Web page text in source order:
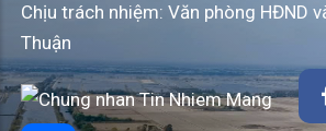
Chịu trách nhiệm: Văn phòng HĐND
Thuận